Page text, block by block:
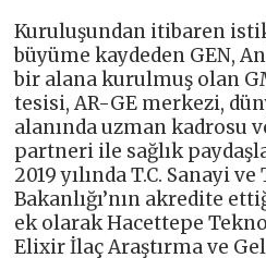
Kuruluşundan itibaren
büyüme kaydeden GEN,
bir alana kurulmuş olan
tesisi, AR-GE merkezi,
alanında uzman kadrosu
partneri ile sağlık
2019 yılında T.C. Sanayi
Bakanlığı’nın akredite
ek olarak Hacettepe
Elixir İlaç Araştırma ve